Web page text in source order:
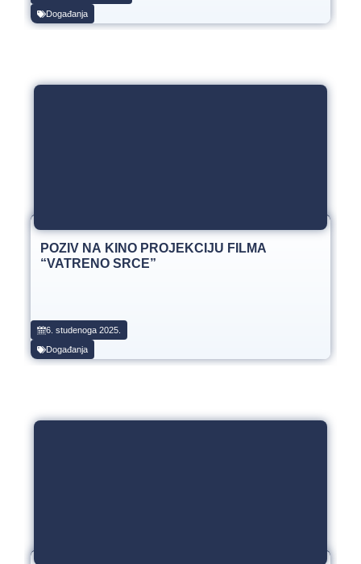
Događanja
POZIV NA KINO PROJEKCIJU FILMA
“VATRENO SRCE”
6. studenoga 2025.
Događanja